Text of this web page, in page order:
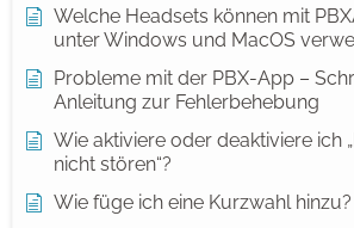
Welche Headsets können mit
unter Windows und MacOS
Probleme mit der PBX-App –
Anleitung zur Fehlerbehebung
Wie aktiviere oder deaktiviere ich
nicht stören“?
Wie füge ich eine Kurzwahl hinzu?